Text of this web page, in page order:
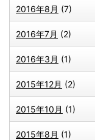
2016年8月 (7)
2016年7月 (2)
2016年3月 (1)
2015年12月 (2)
2015年10月 (1)
2015年8月 (1)